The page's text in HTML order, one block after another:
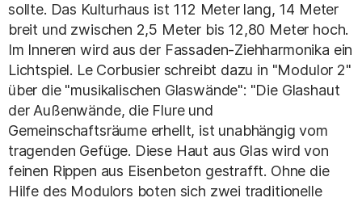
sollte. Das Kulturhaus ist 112 Meter lang, 14 Meter
breit und zwischen 2,5 Meter bis 12,80 Meter hoch.
Im Inneren wird aus der Fassaden-Ziehharmonika ein
Lichtspiel. Le Corbusier schreibt dazu in "Modulor 2"
über die "musikalischen Glaswände": "Die Glashaut
der Außenwände, die Flure und
Gemeinschaftsräume erhellt, ist unabhängig vom
tragenden Gefüge. Diese Haut aus Glas wird von
feinen Rippen aus Eisenbeton gestrafft. Ohne die
Hilfe des Modulors boten sich zwei traditionelle